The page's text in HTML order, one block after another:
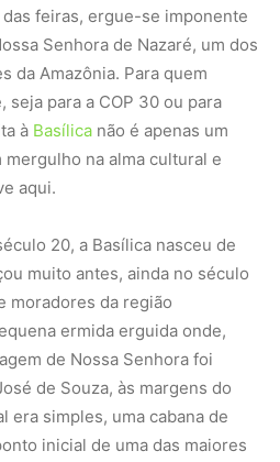
feiras, ergue-se imponente
Senhora de Nazaré, um dos
da Amazônia. Para quem
seja para a COP 30 ou para
à Basílica não é apenas um
na alma cultural e
aqui.
20, a Basílica nasceu de
muito antes, ainda no século
moradores da região
ermida erguida onde,
de Nossa Senhora foi
de Souza, às margens do
era simples, uma cabana de
inicial de uma das maiores